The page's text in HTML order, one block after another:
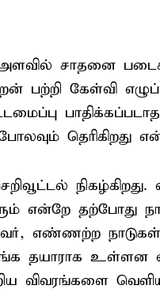
சாதனை
பற்றி கேள்வி
தெரிகிறது
என்றே தற்போது
எண்ணற்ற
தயாராக உள்ளன
விவரங்களை